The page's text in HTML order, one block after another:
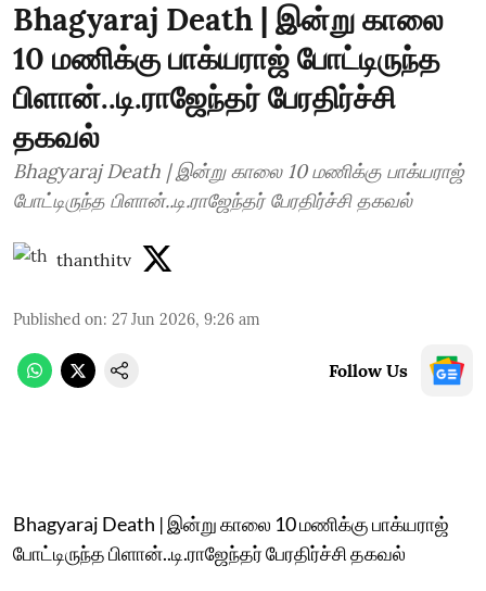
Bhagyaraj Death | இன்று காலை
10 மணிக்கு பாக்யராஜ் போட்டிருந்த
பிளான்..டி.ராஜேந்தர் பேரதிர்ச்சி
தகவல்
Bhagyaraj Death | இன்று காலை 10 மணிக்கு பாக்யராஜ்
போட்டிருந்த பிளான்..டி.ராஜேந்தர் பேரதிர்ச்சி தகவல்
thanthitv
Published on: 27 Jun 2026, 9:26 am
Follow Us
Bhagyaraj Death | இன்று காலை 10 மணிக்கு பாக்யராஜ்
போட்டிருந்த பிளான்..டி.ராஜேந்தர் பேரதிர்ச்சி தகவல்